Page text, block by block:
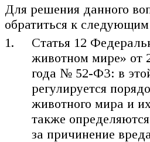
Для решения данного
обратиться к следующим
Статья 12
животном мире» от
года № 52-ФЗ: в
регулируется
животного мира и
также
за причинение